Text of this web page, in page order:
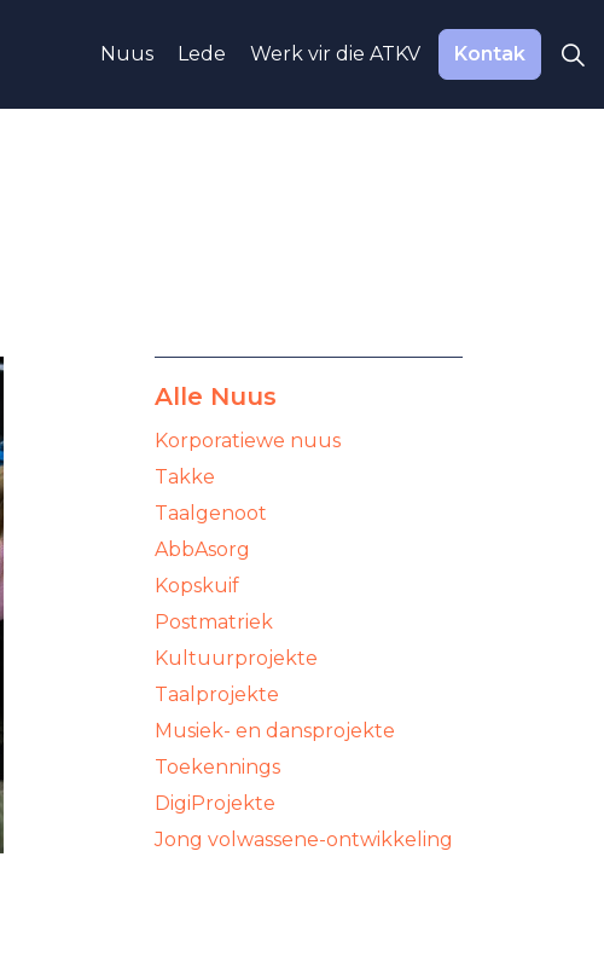
Nuus Lede Werk vir die ATKV Kontak
Alle Nuus
Korporatiewe nuus
Takke
Taalgenoot
AbbAsorg
Kopskuif
Postmatriek
Kultuurprojekte
Taalprojekte
Musiek- en dansprojekte
Toekennings
DigiProjekte
Jong volwassene-ontwikkeling